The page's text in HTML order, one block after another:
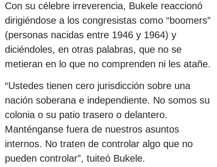
Con su célebre irreverencia, Bukele reaccionó
dirigiéndose a los congresistas como “boomers”
(personas nacidas entre 1946 y 1964) y
diciéndoles, en otras palabras, que no se
metieran en lo que no comprenden ni les atañe.
“Ustedes tienen cero jurisdicción sobre una
nación soberana e independiente. No somos su
colonia o su patio trasero o delantero.
Manténganse fuera de nuestros asuntos
internos. No traten de controlar algo que no
pueden controlar”, tuiteó Bukele.